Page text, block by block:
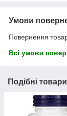
Умови
Повернення
Всі умови
Подібні